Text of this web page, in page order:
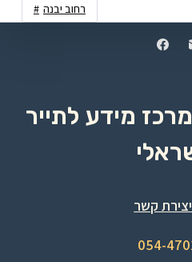
רחוב יבנה
מידע לתייר
קשר
054-